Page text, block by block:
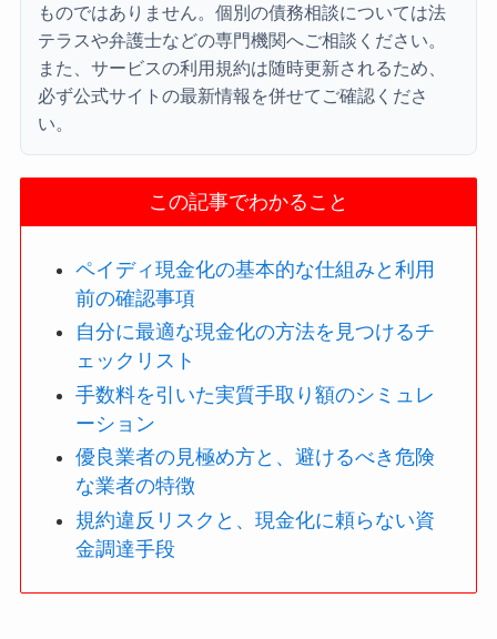
ものではありません。個別の債務相談については法
テラスや弁護士などの専門機関へご相談ください。
また、サービスの利用規約は随時更新されるため、
必ず公式サイトの最新情報を併せてご確認くださ
い。
この記事でわかること
ペイディ現金化の基本的な仕組みと利用
前の確認事項
自分に最適な現金化の方法を見つけるチ
ェックリスト
手数料を引いた実質手取り額のシミュレ
ーション
優良業者の見極め方と、避けるべき危険
な業者の特徴
規約違反リスクと、現金化に頼らない資
金調達手段